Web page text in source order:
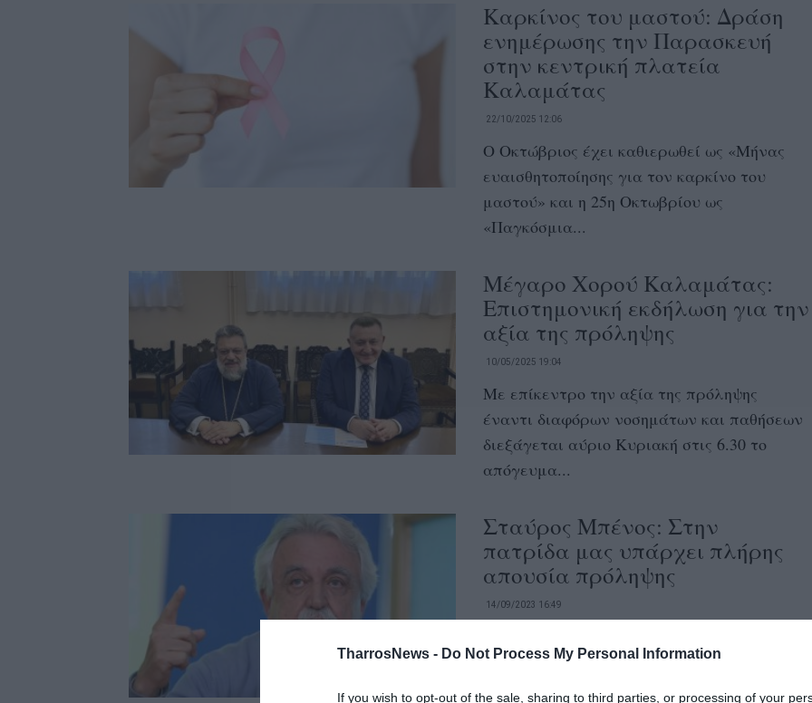
TharrosNews - Do Not Process My Personal Information
If you wish to opt-out of the sale, sharing to third parties, or processing of your
Καρκίνος του μαστού: Δράση
ενημέρωσης την Παρασκευή
στην κεντρική πλατεία
Καλαμάτας
22/10/2025 12:06
Ο Οκτώβριος έχει καθιερωθεί ως «Μήνας
ευαισθητοποίησης για τον καρκίνο του
μαστού» και η 25η Οκτωβρίου ως
«Παγκόσμια...
Μέγαρο Χορού Καλαμάτας:
Επιστημονική εκδήλωση για την
αξία της πρόληψης
10/05/2025 19:04
Με επίκεντρο την αξία της πρόληψης
έναντι διαφόρων νοσημάτων και παθήσεων
διεξάγεται αύριο Κυριακή στις 6.30 το
απόγευμα...
Σταύρος Μπένος: Στην
πατρίδα μας υπάρχει πλήρης
απουσία πρόληψης
14/09/2023 16:49
άνθρωπος που το όνομά του έχει ταυτιστεί